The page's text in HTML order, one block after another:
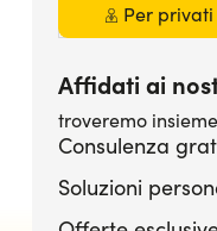
Per privati
Affidati ai
troveremo
Consulenza
Soluzioni